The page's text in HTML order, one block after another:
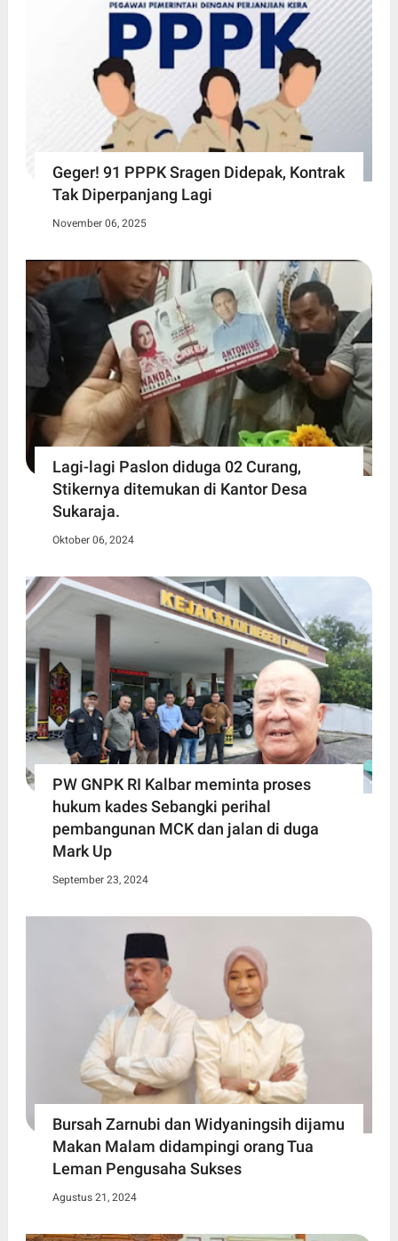
Geger! 91 PPPK Sragen Didepak, Kontrak
Tak Diperpanjang Lagi
November 06, 2025
Lagi-lagi Paslon diduga 02 Curang,
Stikernya ditemukan di Kantor Desa
Sukaraja.
Oktober 06, 2024
PW GNPK RI Kalbar meminta proses
hukum kades Sebangki perihal
pembangunan MCK dan jalan di duga
Mark Up
September 23, 2024
Bursah Zarnubi dan Widyaningsih dijamu
Makan Malam didampingi orang Tua
Leman Pengusaha Sukses
Agustus 21, 2024